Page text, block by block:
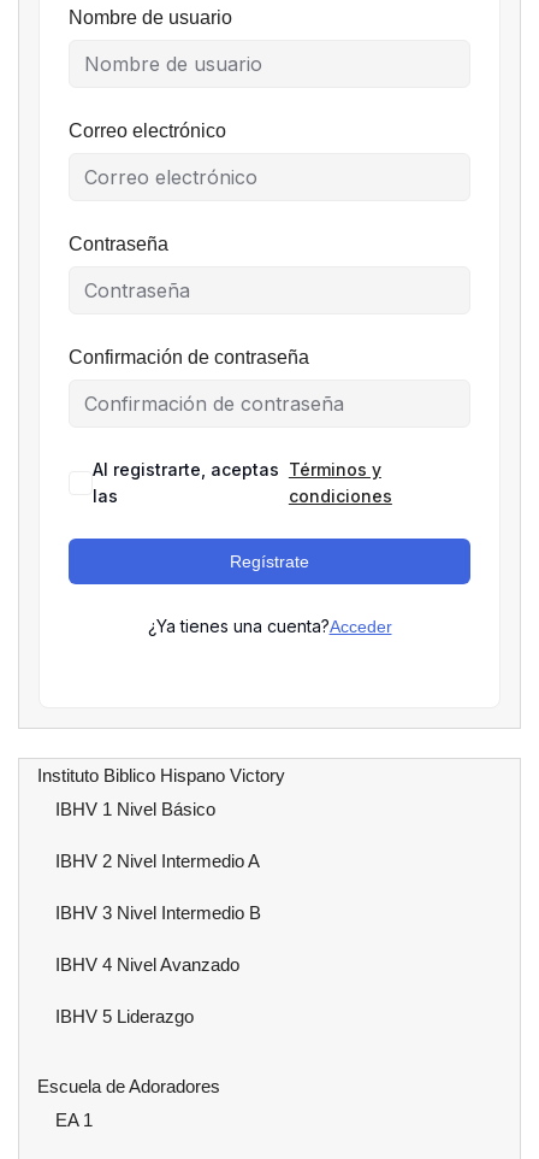
Nombre de usuario
Correo electrónico
Contraseña
Confirmación de contraseña
Al registrarte, aceptas
las
Términos y
condiciones
Regístrate
¿Ya tienes una cuenta?Acceder
Instituto Biblico Hispano Victory
IBHV 1 Nivel Básico
IBHV 2 Nivel Intermedio A
IBHV 3 Nivel Intermedio B
IBHV 4 Nivel Avanzado
IBHV 5 Liderazgo
Escuela de Adoradores
EA 1